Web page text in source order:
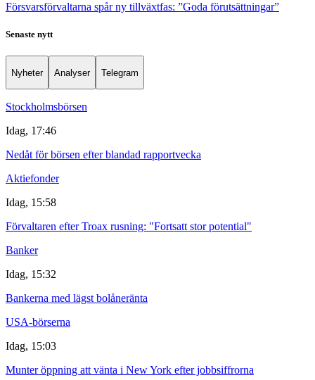
Försvarsförvaltarna spår ny tillväxtfas: ”Goda förutsättningar”
Senaste nytt
Nyheter Analyser Telegram
Stockholmsbörsen
Idag, 17:46
Nedåt för börsen efter blandad rapportvecka
Aktiefonder
Idag, 15:58
Förvaltaren efter Troax rusning: "Fortsatt stor potential"
Banker
Idag, 15:32
Bankerna med lägst bolåneränta
USA-börserna
Idag, 15:03
Munter öppning att vänta i New York efter jobbsiffrorna